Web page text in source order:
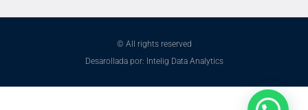
© All rights reserved
Desarollada por: Intelig Data Analytics